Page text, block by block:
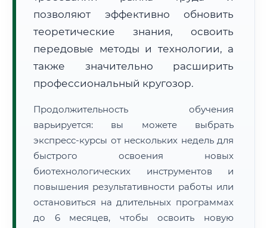
📜 Документы и аккредитация ФИС ФРДО
🔍Нажмите на документ для увеличения и просмотра
позволяют эффективно обновить
теоретические знания, освоить
передовые методы и технологии, а
также значительно расширить
профессиональный кругозор.
Продолжительность обучения
варьируется: вы можете выбрать
экспресс-курсы от нескольких недель для
быстрого освоения новых
биотехнологических инструментов и
повышения результативности работы или
остановиться на длительных программах
до 6 месяцев, чтобы освоить новую